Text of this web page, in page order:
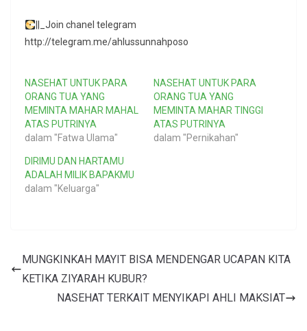
||_Join chanel telegram
http://telegram.me/ahlussunnahposo
NASEHAT UNTUK PARA
ORANG TUA YANG
MEMINTA MAHAR MAHAL
ATAS PUTRINYA
dalam "Fatwa Ulama"
NASEHAT UNTUK PARA
ORANG TUA YANG
MEMINTA MAHAR TINGGI
ATAS PUTRINYA
dalam "Pernikahan"
DIRIMU DAN HARTAMU
ADALAH MILIK BAPAKMU
dalam "Keluarga"
MUNGKINKAH MAYIT BISA MENDENGAR UCAPAN KITA
KETIKA ZIYARAH KUBUR?
NASEHAT TERKAIT MENYIKAPI AHLI MAKSIAT